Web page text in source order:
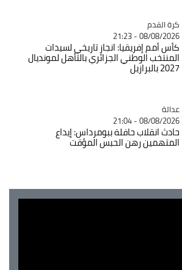
Catégorie
كرة القدم
08/08/2026 - 21:23
كأس أمم إفريقيا: انجاز تاريخي لسيدات
المنتخب الوطني الجزائري بالتأهل لمونديال
2027 بالبرازيل
Catégorie
عدالة
08/08/2026 - 21:04
حادث انقلاب حافلة ببومرداس: إيداع
المتهمين رهن الحبس المؤقت